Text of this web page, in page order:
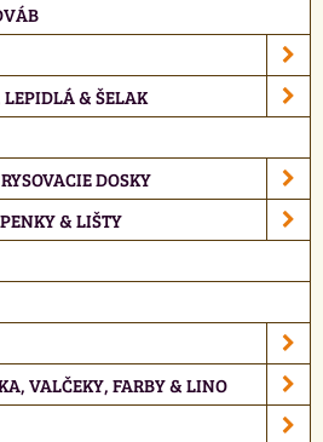
& ŠELAK
DOSKY
& LIŠTY
VALČEKY, FARBY & LINO